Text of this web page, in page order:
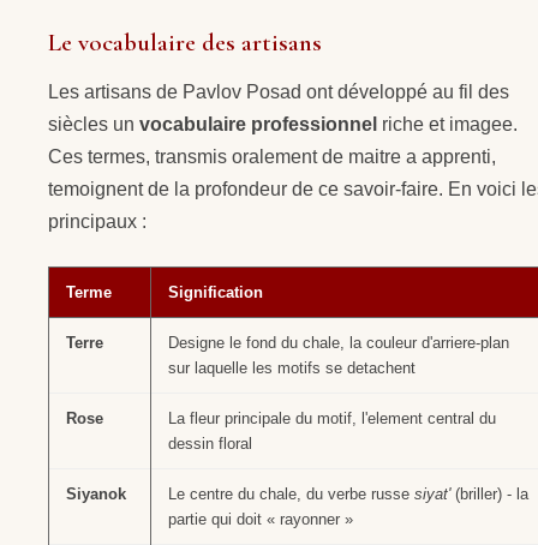
Le vocabulaire des artisans
Les artisans de Pavlov Posad ont développé au fil des
siècles un vocabulaire professionnel riche et imagee.
Ces termes, transmis oralement de maitre a apprenti,
temoignent de la profondeur de ce savoir-faire. En voici
principaux :
Terme Signification
Terre
Designe le fond du chale, la couleur d'arriere-plan
sur laquelle les motifs se detachent
Rose
La fleur principale du motif, l'element central du
dessin floral
Siyanok Le centre du chale, du verbe russe siyat'(briller) - la
partie qui doit « rayonner »